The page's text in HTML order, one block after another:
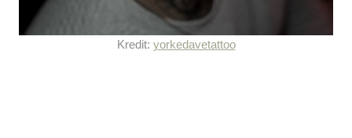
Kredit: yorkedavetattoo